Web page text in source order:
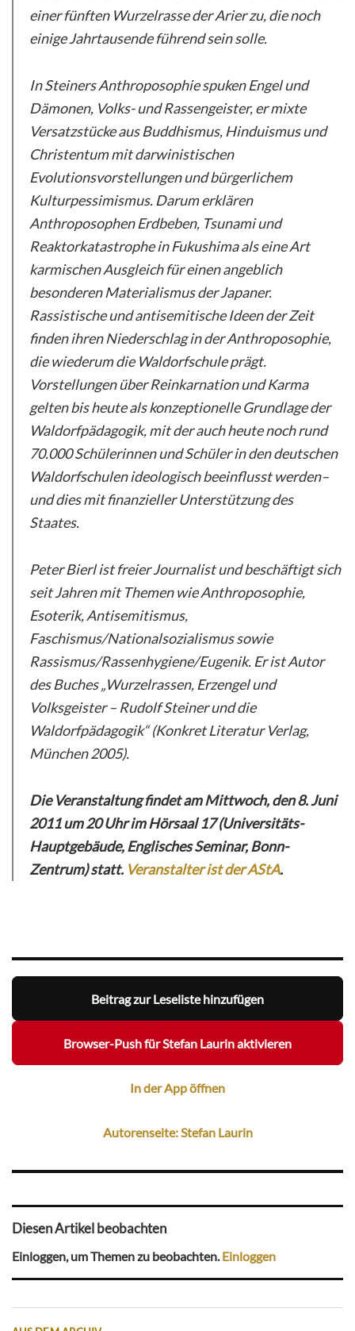
einer fünften Wurzelrasse der Arier zu, die noch
einige Jahrtausende führend sein solle.
In Steiners Anthroposophie spuken Engel und
Dämonen, Volks- und Rassengeister, er mixte
Versatzstücke aus Buddhismus, Hinduismus und
Christentum mit darwinistischen
Evolutionsvorstellungen und bürgerlichem
Kulturpessimismus. Darum erklären
Anthroposophen Erdbeben, Tsunami und
Reaktorkatastrophe in Fukushima als eine Art
karmischen Ausgleich für einen angeblich
besonderen Materialismus der Japaner.
Rassistische und antisemitische Ideen der Zeit
finden ihren Niederschlag in der Anthroposophie,
die wiederum die Waldorfschuleprägt.
Vorstellungen über Reinkarnation und Karma
gelten bis heute als konzeptionelle Grundlage der
Waldorfpädagogik, mit der auch heute noch rund
70.000 Schülerinnen und Schüler in den deutschen
Waldorfschulen ideologisch beeinflusst werden–
und dies mit finanzieller Unterstützung des
Staates.
Peter Bierl ist freier Journalist und beschäftigt sich
seit Jahren mit Themen wie Anthroposophie,
Esoterik, Antisemitismus,
Faschismus/Nationalsozialismus sowie
Rassismus/Rassenhygiene/Eugenik. Er ist Autor
des Buches „Wurzelrassen, Erzengel und
Volksgeister – Rudolf Steiner und die
Waldorfpädagogik“ (Konkret Literatur Verlag,
München 2005).
Die Veranstaltung findet am Mittwoch, den 8. Juni
2011 um 20 Uhr im Hörsaal 17 (Universitäts-
Hauptgebäude, Englisches Seminar, Bonn-
Zentrum) statt. Veranstalter ist der AStA.
Beitrag zur Leseliste hinzufügen
Browser-Push für Stefan Laurin aktivieren
In der App öffnen
Autorenseite: Stefan Laurin
Diesen Artikel beobachten
Einloggen, um Themen zu beobachten.Einloggen